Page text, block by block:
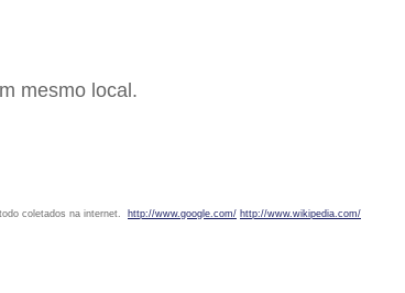
mesmo local.
coletados na internet. http://www.google.com/ http://www.wikipedia.com/